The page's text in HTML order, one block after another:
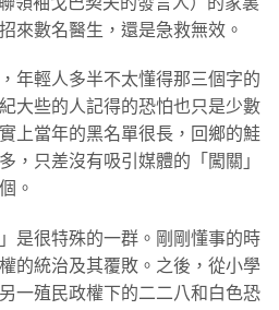
來數名醫生，還是急救無效。
年輕人多半不太懂得那三個字的
大些的人記得的恐怕也只是少數
上當年的黑名單很長，回鄉的鮭
，只差沒有吸引媒體的「闖關」
。
是很特殊的一群。剛剛懂事的時
的統治及其覆敗。之後，從小學
一殖民政權下的二二八和白色恐